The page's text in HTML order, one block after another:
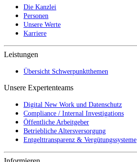
Die Kanzlei
Personen
Unsere Werte
Karriere
Leistungen
Übersicht Schwerpunktthemen
Unsere Expertenteams
Digital New Work und Datenschutz
Compliance / Internal Investigations
Öffentliche Arbeitgeber
Betriebliche Altersversorgung
Entgelttransparenz & Vergütungssysteme